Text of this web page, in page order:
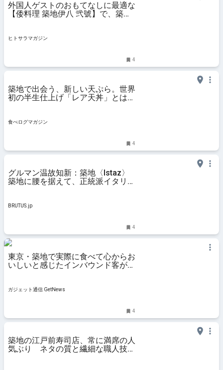
外国人ゲストのおもてなしに最適な
【倭料理 築地伊八 弐號】で、築地
ヒトサラマガジン
4
築地で出会う、新しい天ぷら。世界
初の半生仕上げ「レア天丼」とは？
食べログマガジン
4
グルマン温故知新：築地〈Istaz〉
築地に腰を据えて、正統派イタリア
BRUTUS.jp
4
東京・築地で実際に食べて心からお
いしいと感じたインバウンド客が知
ガジェット通信 GetNews
4
築地の江戸前寿司店、常に満席の人
気ぶり ネタの質と繊細な職人技に